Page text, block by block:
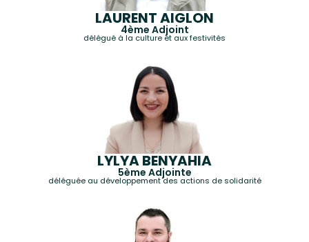
LAURENT AIGLON
4ème Adjoint
délégué à la culture et aux festivités
LYLYA BENYAHIA
5ème Adjointe
déléguée au développement des actions de solidarité